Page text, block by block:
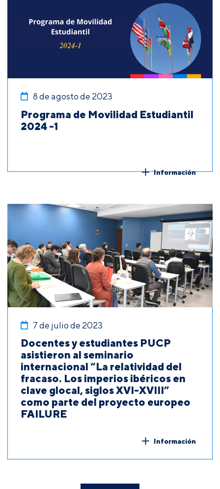
8 de agosto de 2023
Programa de Movilidad Estudiantil
2024 -1
Información
7 de julio de 2023
Docentes y estudiantes PUCP
asistieron al seminario
internacional “La relatividad del
fracaso. Los imperios ibéricos en
clave glocal, siglos XVI-XVIII”
como parte del proyecto europeo
FAILURE
Información